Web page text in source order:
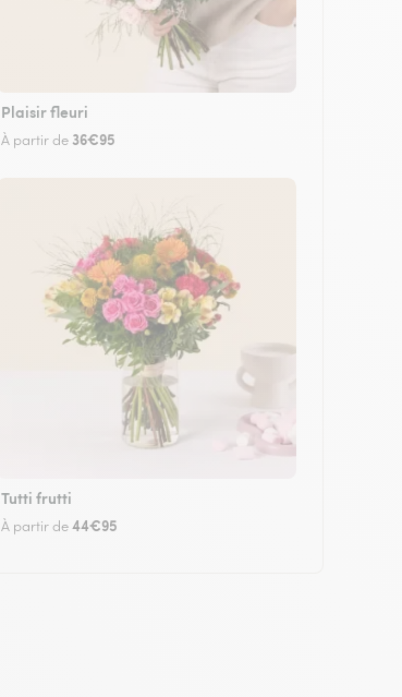
Plaisir fleuri
À partir de 36€95
Tutti frutti
À partir de44€95